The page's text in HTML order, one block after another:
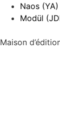
Naos (YA)
Modül
Maison